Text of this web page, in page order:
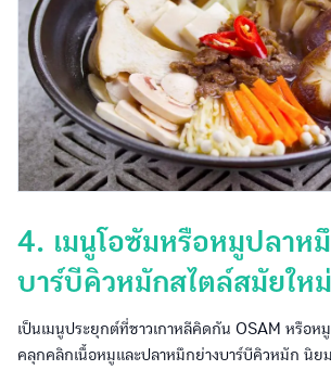
4. เมนูโอซัมหรือหมูปลาห
บาร์บีคิวหมักสไตล์สมัยให
เป็นเมนูประยุกต์ที่ชาวเกาหลีคิดกัน OSAM หรือห
คลุกคลิกเนื้อหมูและปลาหมึกย่างบาร์บีคิวหมัก นิย